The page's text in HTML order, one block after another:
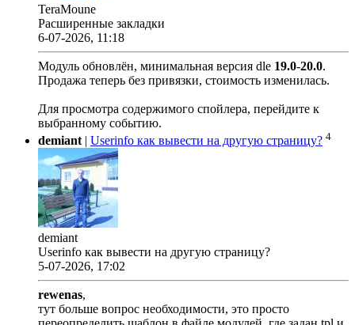
TeraMoune
Расширенные закладки
6-07-2026, 11:18
Модуль обновлён, минимальная версия dle 19.0-20.0.
Продажа теперь без привязки, стоимость изменилась.
Для просмотра содержимого спойлера, перейдите к
выбранному событию.
demiant | Userinfo как вывести на другую страницу? 4
demiant
Userinfo как вывести на другую страницу?
5-07-2026, 17:02
rewenas,
тут больше вопрос необходимости, это просто